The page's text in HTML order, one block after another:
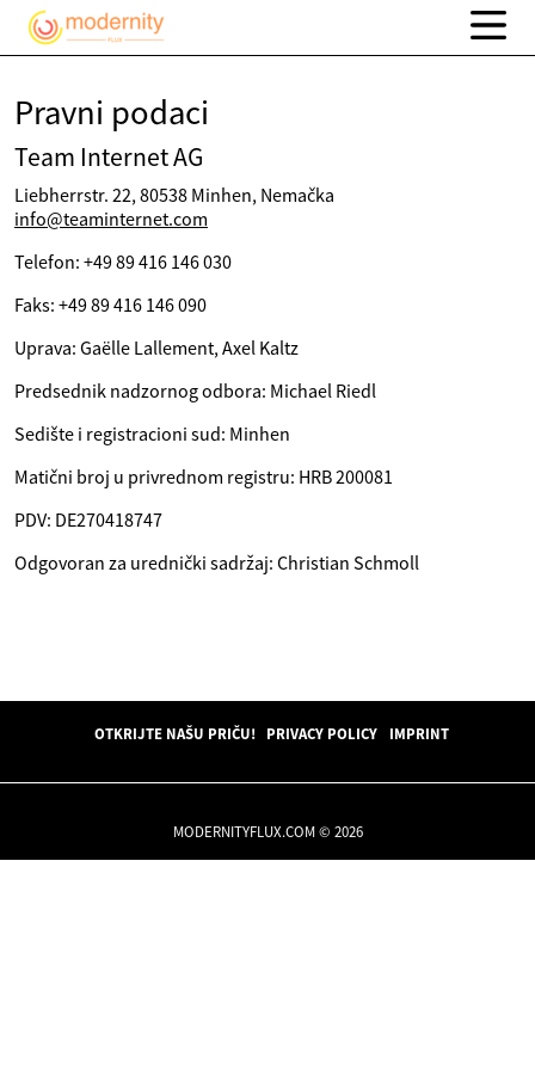
Pravni podaci
Team Internet AG
Liebherrstr. 22, 80538 Minhen, Nemačka
info@teaminternet.com
Telefon: +49 89 416 146 030
Faks: +49 89 416 146 090
Uprava: Gaëlle Lallement, Axel Kaltz
Predsednik nadzornog odbora: Michael Riedl
Sedište i registracioni sud: Minhen
Matični broj u privrednom registru: HRB 200081
PDV: DE270418747
Odgovoran za urednički sadržaj: Christian Schmoll
OTKRIJTE NAŠU PRIČU! PRIVACY POLICY IMPRINT
MODERNITYFLUX.COM © 2026